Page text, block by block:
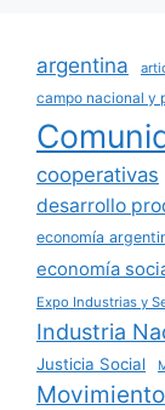
argentina
campo nacional y
cooperativas
desarrollo
economía
economía
Expo Industrias y
Industria
Justicia Social